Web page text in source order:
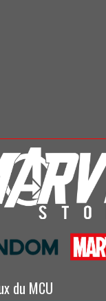
du MCU